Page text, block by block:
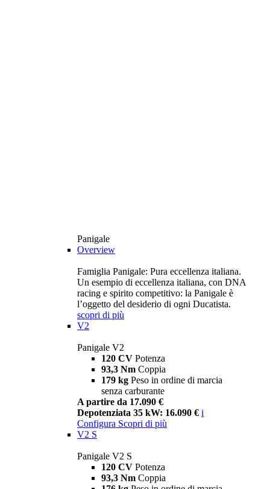
Panigale
Overview
Famiglia Panigale: Pura eccellenza italiana.
Un esempio di eccellenza italiana, con DNA
racing e spirito competitivo: la Panigale è
l’oggetto del desiderio di ogni Ducatista.
scopri di più
V2
Panigale V2
120 CV Potenza
93,3 Nm Coppia
179 kg Peso in ordine di marcia
senza carburante
A partire da 17.090 €
Depotenziata 35 kW: 16.090 € i
Configura Scopri di più
V2 S
Panigale V2 S
120 CV Potenza
93,3 Nm Coppia